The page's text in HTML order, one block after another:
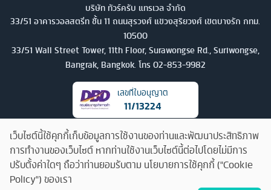
บริษัท ทัวร์ครับ แทรเวล จำกัด
33/51 อาคารวอลสตรีท ชั้น 11 ถนนสุรวงศ์ แขวงสุริยวงศ์ เขตบางรัก กทม.
10500
33/51 Wall Street Tower, 11th Floor, Surawongse Rd., Suriwongse,
Bangrak, Bangkok. โทร 02-853-9982
เลขที่ใบอนุญาต
11/13224
เว็บไซต์นี้ใช้คุกกี้เก็บข้อมูลการใช้งานของท่านและพัฒนาประสิทธิภาพ
การทำงานของเว็บไซต์ หากท่านใช้งานเว็บไซต์นี้ต่อไปโดยไม่มีการ
ปรับตั้งค่าใดๆ ถือว่าท่านยอมรับตาม นโยบายการใช้คุกกี้ ("Cookie
Policy") ของเรา